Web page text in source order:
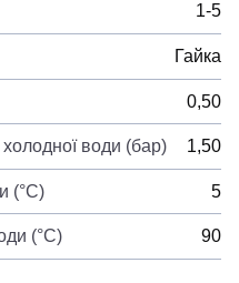
1-5
Гайка
0,50
холодної води (бар) 1,50
(°C) 5
(°C) 90